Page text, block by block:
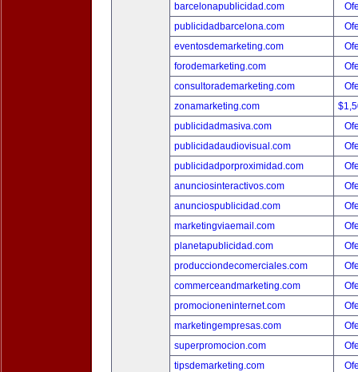
barcelonapublicidad.com
publicidadbarcelona.com
eventosdemarketing.com
forodemarketing.com
consultorademarketing.com
zonamarketing.com
publicidadmasiva.com
publicidadaudiovisual.com
publicidadporproximidad.com
anunciosinteractivos.com
anunciospublicidad.com
marketingviaemail.com
planetapublicidad.com
producciondecomerciales.com
commerceandmarketing.com
promocioneninternet.com
marketingempresas.com
superpromocion.com
tipsdemarketing.com